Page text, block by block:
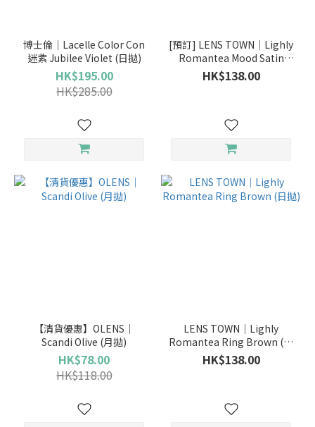
博士倫｜Lacelle Color Con
迷紫 Jubilee Violet (日拋)
HK$195.00
HK$285.00
[預訂] LENS TOWN｜Lighly
Romantea Mood Satin
Brown (日拋)
HK$138.00
【清貨優惠】OLENS｜
Scandi Olive (月拋)
HK$78.00
HK$118.00
LENS TOWN｜Lighly
Romantea Ring Brown (日
拋)
HK$138.00